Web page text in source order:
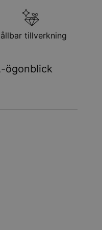
tillverkning
ögonblick